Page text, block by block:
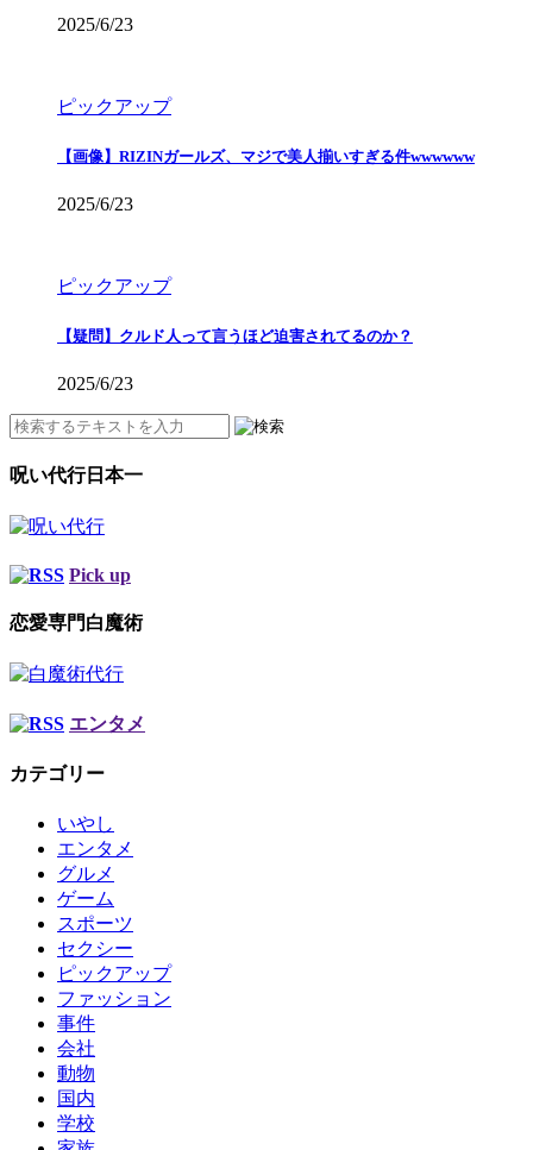
2025/6/23
ピックアップ
【画像】RIZINガールズ、マジで美人揃いすぎる件wwwwww
2025/6/23
ピックアップ
【疑問】クルド人って言うほど迫害されてるのか？
2025/6/23
呪い代行日本一
Pick up
恋愛専門白魔術
エンタメ
カテゴリー
いやし
エンタメ
グルメ
ゲーム
スポーツ
セクシー
ピックアップ
ファッション
事件
会社
動物
国内
学校